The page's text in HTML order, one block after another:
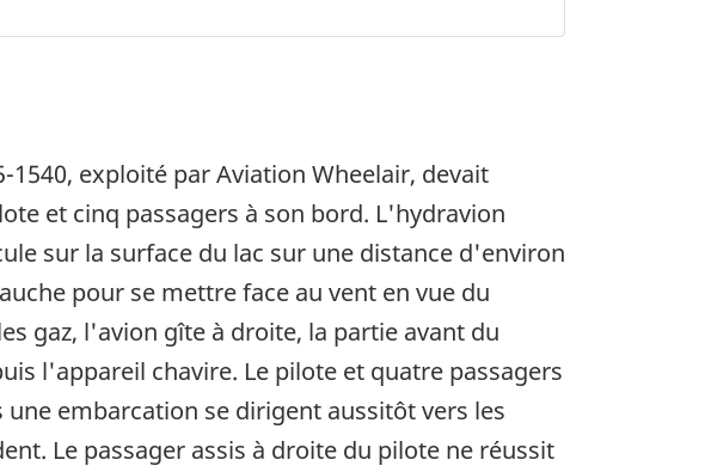
1540, exploité par Aviation Wheelair, devait
et cinq passagers à son bord. L'hydravion
sur la surface du lac sur une distance d'environ
pour se mettre face au vent en vue du
gaz, l'avion gîte à droite, la partie avant du
l'appareil chavire. Le pilote et quatre passagers
embarcation se dirigent aussitôt vers les
Le passager assis à droite du pilote ne réussit